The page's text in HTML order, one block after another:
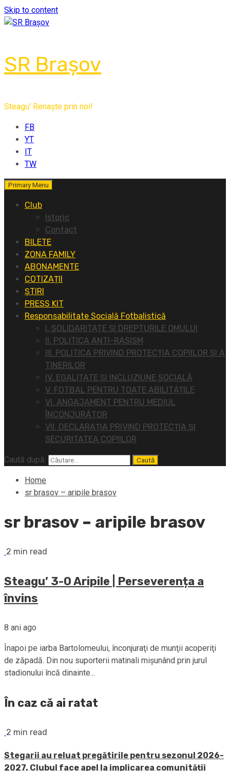
Skip to content
SR Brașov
Steagu' Renaște prin noi!
FB
YT
IT
TW
Primary Menu
Club
Istoric
Contact
BILETE
ZONA FAMILY
ABONAMENTE
COTIZAȚII
ȘTIRI
PRESS KIT
Responsabilitate Socială Fotbalistică
I. SOLIDARITATE ȘI DREPTURILE OMULUI
II. POLITICA ANTI-RASISM
III. POLITICA PRIVIND PROTECȚIA COPIILOR ȘI A
TINERILOR
IV. EGALITATE ȘI INCLUZIUNE SOCIALĂ
V. FOTBAL PENTRU TOATE ABILITĂȚILE
VI. ANGAJAMENT PENTRU MEDIUL
ÎNCONJURĂTOR
VII. DECLARAȚIA PRIVIND PROTECȚIA ȘI
SECURITATEA COPIILOR
Caută după:
Home
sr brasov – aripile brasov
sr brasov – aripile brasov
2 min read
Steagu’ 3-0 Aripile | Perseverența a
învins
8 ani ago
Înapoi pe iarba Bartolomeului, înconjuraţi de munţii acoperiţi
de zăpadă. Din nou suporterii matinali mişunând prin jurul
stadionului încă dinainte...
În caz că ai ratat
2 min read
Stegarii au reluat pregătirile pentru sezonul 2026-
2027. Clubul face apel la implicarea comunității